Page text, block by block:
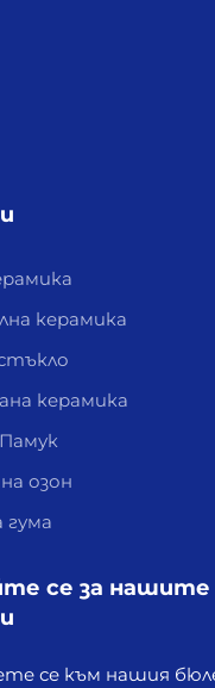
керамика
керамика
озон
гума
се за нашите
се към нашия